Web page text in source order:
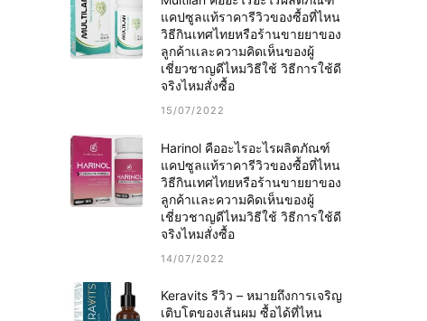
แคปซูลแท้ราคารีวิวของซื้อที่ไหน
วิธีกินเทศไทยหรือร้านขายยาของ
ลูกค้าเเละความคิดเห็นของผู้
เชี่ยวชาญดีไหมวิธีใช้ วิธีการใช้ดี
จริงไหมสั่งซื้อ
15/07/2022
Harinol คืออะไรอะไรผลิตภัณฑ์
แคปซูลแท้ราคารีวิวของซื้อที่ไหน
วิธีกินเทศไทยหรือร้านขายยาของ
ลูกค้าเเละความคิดเห็นของผู้
เชี่ยวชาญดีไหมวิธีใช้ วิธีการใช้ดี
จริงไหมสั่งซื้อ
14/07/2022
Keravits รีวิว – หมายถึงการเจริญ
เติบโตของเส้นผม ซื้อได้ที่ไหน